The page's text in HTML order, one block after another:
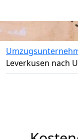
Leverkusen nach